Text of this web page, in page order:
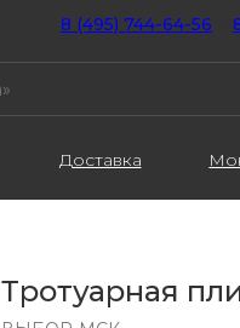
8 (495) 744-64-56
Доставка
Тротуарная